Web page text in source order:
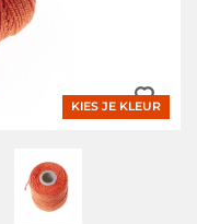
KIES JE KLEUR